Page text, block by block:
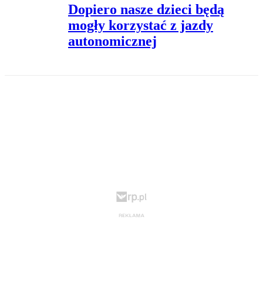
Dopiero nasze dzieci będą
mogły korzystać z jazdy
autonomicznej